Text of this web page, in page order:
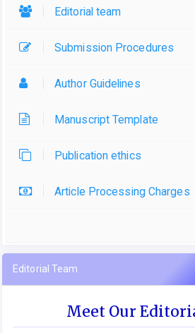
Editorial team
Submission Procedures
Author Guidelines
Manuscript Template
Publication ethics
Article Processing Charges
Editorial Team
Meet Our